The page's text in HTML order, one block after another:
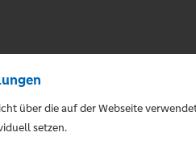
über die auf der Webseite
setzen.